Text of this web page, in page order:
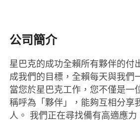
公司簡介
星巴克的成功全賴所有夥伴的付
成我們的目標，全賴每天與我們
當您於星巴克工作，您不僅是一
稱呼為「夥伴」，能夠互相分享
人。 我們正在尋找備有高適應力